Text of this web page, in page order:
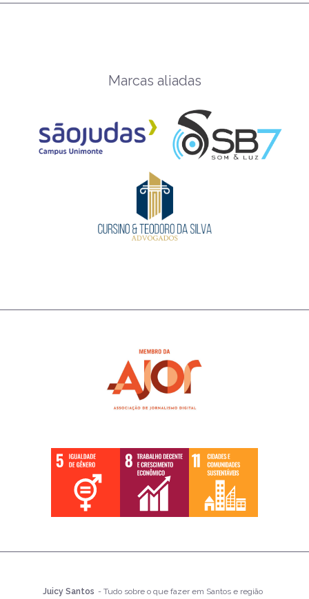
Marcas aliadas
Juicy Santos - Tudo sobre o que fazer em Santos e região